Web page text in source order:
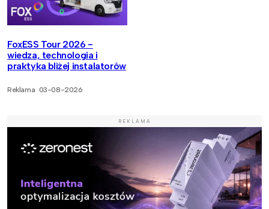
FoxESS Tour 2026 -
wiedza, technologia i
praktyka bliżej instalatorów
Reklama 03-08-2026
REKLAMA